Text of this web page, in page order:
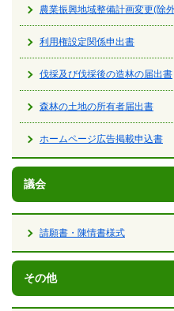
農業振興地域整備計画変更(除
利用権設定関係申出書
伐採及び伐採後の造林の届出書
森林の土地の所有者届出書
ホームページ広告掲載申込書
議会
請願書・陳情書様式
その他